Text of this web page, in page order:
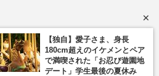
×
【独自】愛子さま、身長
180cm超えのイケメンとペア
で満喫された「お忍び遊園地
デート」学生最後の夏休み